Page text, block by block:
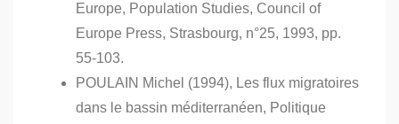
Europe, Population Studies, Council of
Europe Press, Strasbourg, n°25, 1993, pp.
55-103.
POULAIN Michel (1994), Les flux migratoires
dans le bassin méditerranéen, Politique